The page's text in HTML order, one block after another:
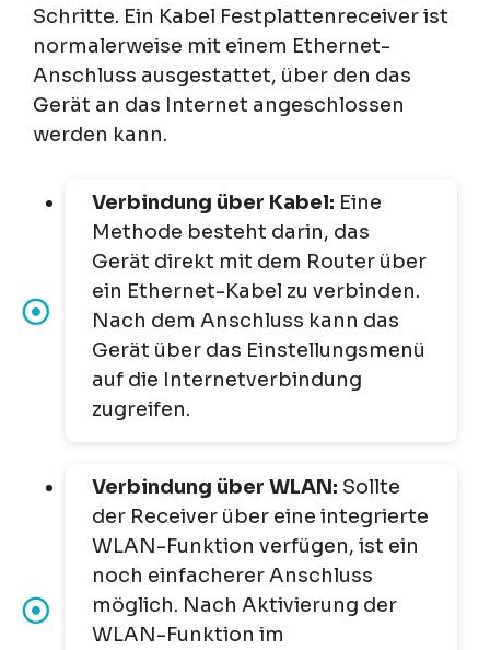
Schritte. Ein Kabel Festplattenreceiver ist
normalerweise mit einem Ethernet-
Anschluss ausgestattet, über den das
Gerät an das Internet angeschlossen
werden kann.
Verbindung über Kabel: Eine
Methode besteht darin, das
Gerät direkt mit dem Router über
ein Ethernet-Kabel zu verbinden.
Nach dem Anschluss kann das
Gerät über das Einstellungsmenü
auf die Internetverbindung
zugreifen.
Verbindung über WLAN: Sollte
der Receiver über eine integrierte
WLAN-Funktion verfügen, ist ein
noch einfacherer Anschluss
möglich. Nach Aktivierung der
WLAN-Funktion im